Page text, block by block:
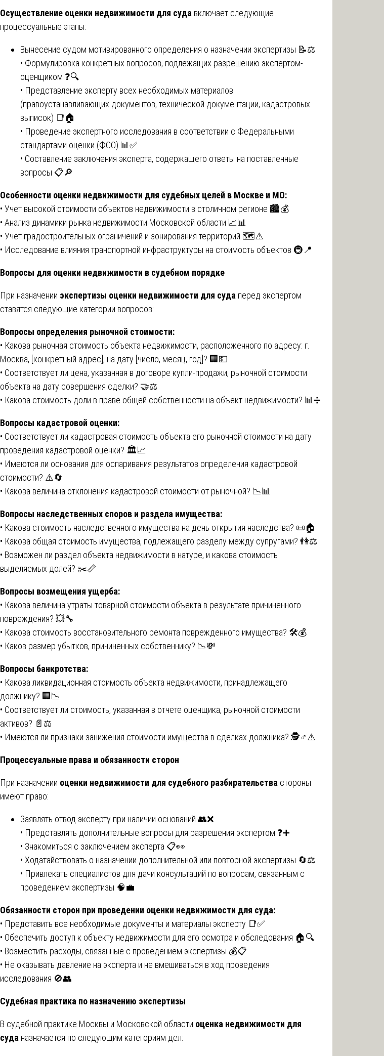
Осуществление оценки недвижимости для суда включает следующие
процессуальные этапы:
Вынесение судом мотивированного определения о назначении экспертизы 📝⚖️
• Формулировка конкретных вопросов, подлежащих разрешению экспертом-
оценщиком ❓🔍
• Представление эксперту всех необходимых материалов
(правоустанавливающих документов, технической документации, кадастровых
выписок) 📑🏠
• Проведение экспертного исследования в соответствии с Федеральными
стандартами оценки (ФСО) 📊✅
• Составление заключения эксперта, содержащего ответы на поставленные
вопросы 📋🔎
Особенности оценки недвижимости для судебных целей в Москве и МО:
• Учет высокой стоимости объектов недвижимости в столичном регионе 🏙️💰
• Анализ динамики рынка недвижимости Московской области 📈📊
• Учет градостроительных ограничений и зонирования территорий 🗺️⚠️
• Исследование влияния транспортной инфраструктуры на стоимость объектов 🚇📍
Вопросы для оценки недвижимости в судебном порядке
При назначении экспертизы оценки недвижимости для суда перед экспертом
ставятся следующие категории вопросов:
Вопросы определения рыночной стоимости:
• Какова рыночная стоимость объекта недвижимости, расположенного по адресу: г.
Москва, [конкретный адрес], на дату [число, месяц, год]? 🏢💵
• Соответствует ли цена, указанная в договоре купли-продажи, рыночной стоимости
объекта на дату совершения сделки? 🤝⚖️
• Какова стоимость доли в праве общей собственности на объект недвижимости? 📊➗
Вопросы кадастровой оценки:
• Соответствует ли кадастровая стоимость объекта его рыночной стоимости на дату
проведения кадастровой оценки? 🏛️📈
• Имеются ли основания для оспаривания результатов определения кадастровой
стоимости? ⚠️🔄
• Какова величина отклонения кадастровой стоимости от рыночной? 📉📊
Вопросы наследственных споров и раздела имущества:
• Какова стоимость наследственного имущества на день открытия наследства? 📜🏠
• Какова общая стоимость имущества, подлежащего разделу между супругами? 👫⚖️
• Возможен ли раздел объекта недвижимости в натуре, и какова стоимость
выделяемых долей? ✂️📏
Вопросы возмещения ущерба:
• Какова величина утраты товарной стоимости объекта в результате причиненного
повреждения? 💥🔧
• Какова стоимость восстановительного ремонта поврежденного имущества? 🛠️💰
• Каков размер убытков, причиненных собственнику? 📉💸
Вопросы банкротства:
• Какова ликвидационная стоимость объекта недвижимости, принадлежащего
должнику? 🏢📉
• Соответствует ли стоимость, указанная в отчете оценщика, рыночной стоимости
активов? 📄⚖️
• Имеются ли признаки занижения стоимости имущества в сделках должника? 🕵️♂️⚠️
Процессуальные права и обязанности сторон
При назначении оценки недвижимости для судебного разбирательства стороны
имеют право:
Заявлять отвод эксперту при наличии оснований 👥❌
• Представлять дополнительные вопросы для разрешения экспертом ❓➕
• Знакомиться с заключением эксперта 📋👀
• Ходатайствовать о назначении дополнительной или повторной экспертизы 🔄⚖️
• Привлекать специалистов для дачи консультаций по вопросам, связанным с
проведением экспертизы 🧠💼
Обязанности сторон при проведении оценки недвижимости для суда:
• Представить все необходимые документы и материалы эксперту 📑✅
• Обеспечить доступ к объекту недвижимости для его осмотра и обследования 🏠🔍
• Возместить расходы, связанные с проведением экспертизы 💰📋
• Не оказывать давление на эксперта и не вмешиваться в ход проведения
исследования 🚫👥
Судебная практика по назначению экспертизы
В судебной практике Москвы и Московской области оценка недвижимости для
суда назначается по следующим категориям дел: